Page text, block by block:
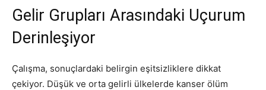
Gelir Grupları Arasındaki Uçurum
Derinleşiyor
Çalışma, sonuçlardaki belirgin eşitsizliklere dikkat
çekiyor. Düşük ve orta gelirli ülkelerde kanser ölüm